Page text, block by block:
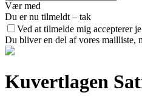
Vær med
Du er nu tilmeldt – tak
Ved at tilmelde mig accepterer
Du bliver en del af vores mailliste,
Kuvertlagen